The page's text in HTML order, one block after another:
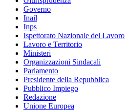
Governo
Inail
Inps
Ispettorato Nazionale del Lavoro
Lavoro e Territorio
Ministeri
Organizzazioni Sindacali
Parlamento
Presidente della Repubblica
Pubblico Impiego
Redazione
Unione Europea